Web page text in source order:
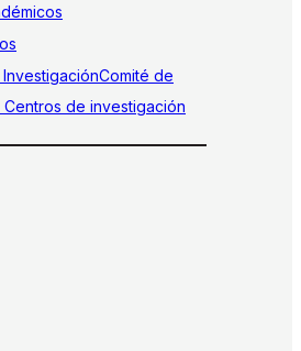
Comité de
Centros de investigación